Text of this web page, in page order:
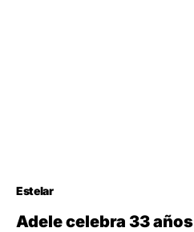
Estelar
Adele celebra 33 años